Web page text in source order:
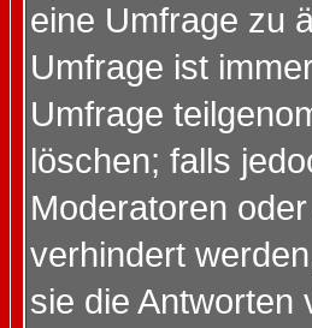
eine Umfrage zu
Umfrage ist
Umfrage
löschen; falls
Moderatoren
verhindert
sie die Antworten